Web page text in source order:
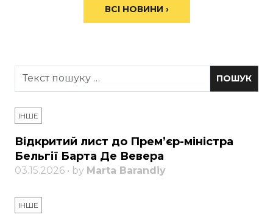
ВСІ НОВИНИ ›
ІНШЕ
Відкритий лист до Прем’єр-міністра
Бельгії Барта Де Вевера
03.15.2026 • by Marta Barandiy
ІНШЕ